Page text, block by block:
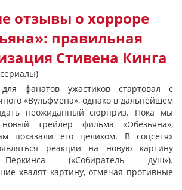
отзывы о хорроре
правильная
Стивена Кинга
фанатов ужастиков стартовал с
«Вульфмена», однако в дальнейшем
неожиданный сюрприз. Пока мы
трейлер фильма «Обезьяна»,
показали его целиком. В соцсетях
реакции на новую картину
(«Собиратель душ»).
хвалят картину, отмечая противные